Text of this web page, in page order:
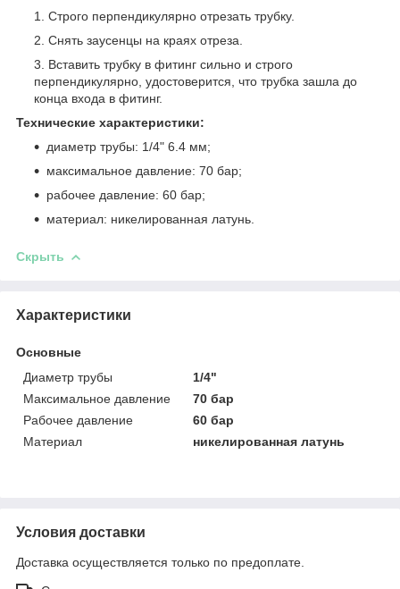
Строго перпендикулярно отрезать трубку.
Снять заусенцы на краях отреза.
Вставить трубку в фитинг сильно и строго
перпендикулярно, удостоверится, что трубка зашла до
конца входа в фитинг.
Технические характеристики:
диаметр трубы: 1/4" 6.4 мм;
максимальное давление: 70 бар;
рабочее давление: 60 бар;
материал: никелированная латунь.
Скрыть
Характеристики
Основные
Диаметр трубы
1/4"
Максимальное давление
70 бар
Рабочее давление
60 бар
Материал
никелированная латунь
Условия доставки
Доставка осуществляется только по предоплате.